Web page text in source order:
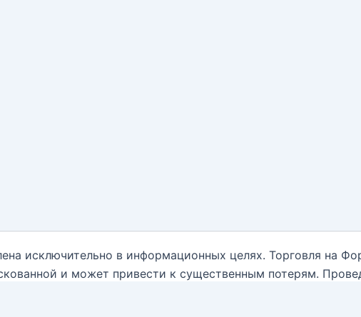
исключительно в информационных целях. Торговля на
и может привести к существенным потерям.